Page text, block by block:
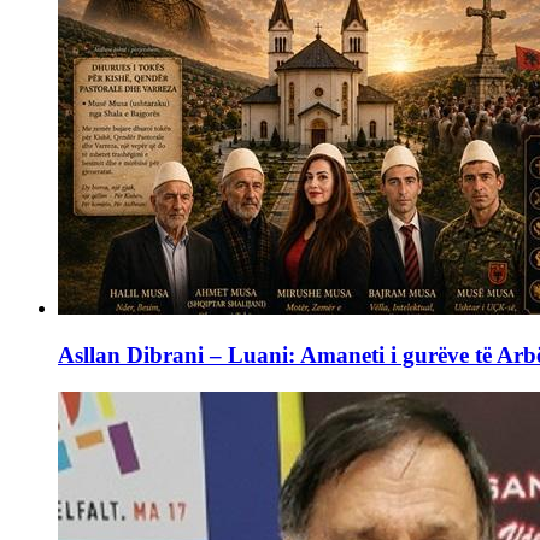
Asllan Dibrani – Luani: Amaneti i gurëve të